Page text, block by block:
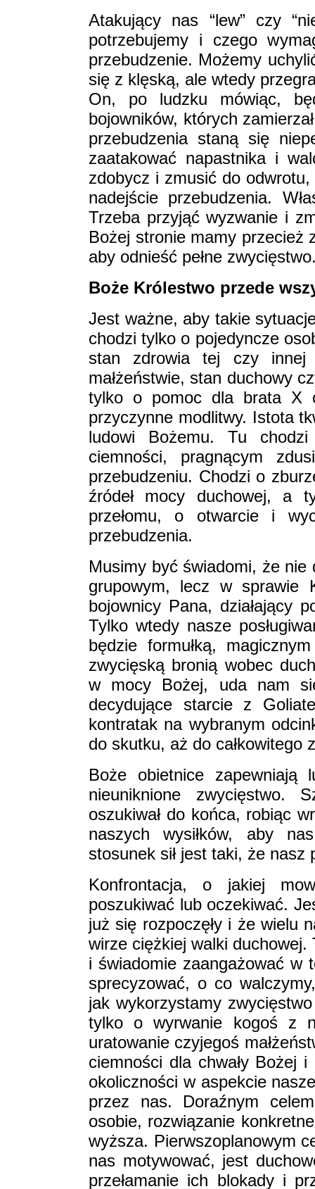
Atakujący nas “lew” czy
potrzebujemy i czego
przebudzenie. Możemy
się z klęską, ale wtedy
On, po ludzku mówiąc,
bojowników, których
przebudzenia staną się
zaatakować napastnika i
zdobycz i zmusić do
nadejście przebudzenia.
Trzeba przyjąć wyzwanie i
Bożej stronie mamy przecież
aby odnieść pełne
Boże Królestwo przede
Jest ważne, aby takie
chodzi tylko o pojedyncze
stan zdrowia tej czy
małżeństwie, stan duchowy
tylko o pomoc dla brata X
przyczynne modlitwy. Istota
ludowi Bożemu. Tu
ciemności, pragnącym
przebudzeniu. Chodzi o
źródeł mocy duchowej, a
przełomu, o otwarcie i
przebudzenia.
Musimy być świadomi, że nie
grupowym, lecz w sprawie
bojownicy Pana, działający
Tylko wtedy nasze
będzie formułką,
zwycięską bronią wobec
w mocy Bożej, uda nam
decydujące starcie z
kontratak na wybranym
do skutku, aż do całkowitego
Boże obietnice
nieuniknione zwycięstwo.
oszukiwał do końca, robiąc
naszych wysiłków, aby
stosunek sił jest taki, że
Konfrontacja, o jakiej
poszukiwać lub oczekiwać.
już się rozpoczęły i że wielu
wirze ciężkiej walki
i świadomie zaangażować w
sprecyzować, o co
jak wykorzystamy
tylko o wyrwanie kogoś z
uratowanie czyjegoś
ciemności dla chwały Bożej
okoliczności w aspekcie
przez nas. Doraźnym
osobie, rozwiązanie
wyższa. Pierwszoplanowym
nas motywować, jest
przełamanie ich blokady i